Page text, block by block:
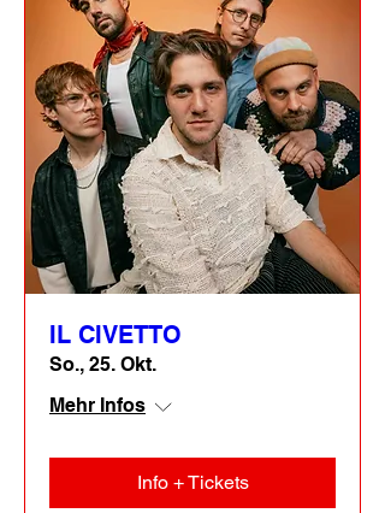
IL CIVETTO
So., 25. Okt.
Mehr Infos
Info + Tickets